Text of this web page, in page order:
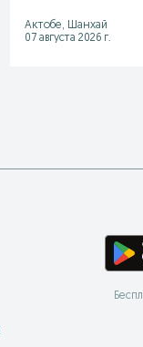
Актобе, Шанхай
07 августа 2026 г.